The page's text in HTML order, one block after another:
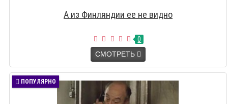
А из Финляндии ее не видно
0
СМОТРЕТЬ
ПОПУЛЯРНО